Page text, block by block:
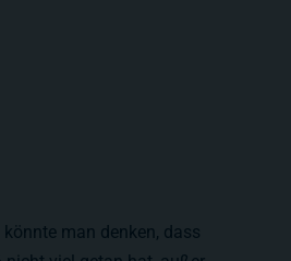
man denken, dass